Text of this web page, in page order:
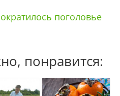
поголовье
понравится: